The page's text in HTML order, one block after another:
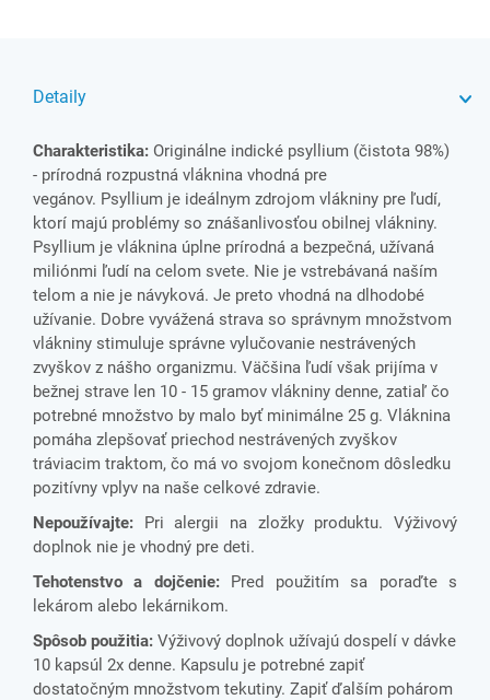
Detaily
Charakteristika: Originálne indické psyllium (čistota 98%)
- prírodná rozpustná vláknina vhodná pre
vegánov. Psyllium je ideálnym zdrojom vlákniny pre ľudí,
ktorí majú problémy so znášanlivosťou obilnej vlákniny.
Psyllium je vláknina úplne prírodná a bezpečná, užívaná
miliónmi ľudí na celom svete. Nie je vstrebávaná naším
telom a nie je návyková. Je preto vhodná na dlhodobé
užívanie. Dobre vyvážená strava so správnym množstvom
vlákniny stimuluje správne vylučovanie nestrávených
zvyškov z nášho organizmu. Väčšina ľudí však prijíma v
bežnej strave len 10 - 15 gramov vlákniny denne, zatiaľ čo
potrebné množstvo by malo byť minimálne 25 g. Vláknina
pomáha zlepšovať priechod nestrávených zvyškov
tráviacim traktom, čo má vo svojom konečnom dôsledku
pozitívny vplyv na naše celkové zdravie.
Nepoužívajte: Pri alergii na zložky produktu.Výživový
doplnok nie je vhodný pre deti.
Tehotenstvo a dojčenie: Pred použitím sa poraďte s
lekárom alebo lekárnikom.
Spôsob použitia: Výživový doplnok užívajú dospelí v dávke
10 kapsúl 2x denne. Kapsulu je potrebné zapiť
dostatočným množstvom tekutiny. Zapiť ďalším pohárom